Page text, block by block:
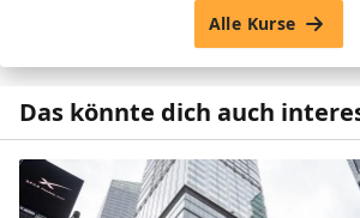
Alle Kurse
Das könnte dich auch